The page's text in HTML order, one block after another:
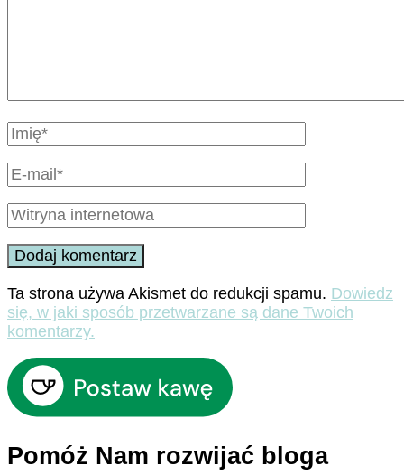
Ta strona używa Akismet do redukcji spamu. Dowiedz
się, w jaki sposób przetwarzane są dane Twoich
komentarzy.
Pomóż Nam rozwijać bloga